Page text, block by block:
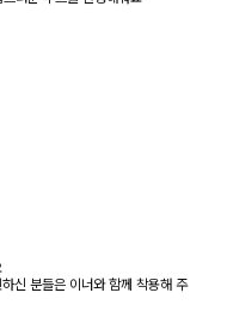
신 분들은 이너와 함께 착용해 주